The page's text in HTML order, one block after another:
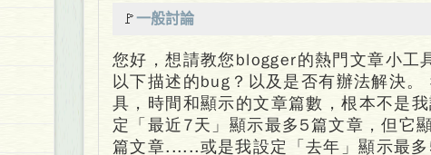
🚩一般討論
您好，想請教您blogger的熱門文章小
以下描述的bug？以及是否有辦法解決
具，時間和顯示的文章篇數，根本不是
定「最近7天」顯示最多5篇文章，但它
篇文章......或是我設定「去年」顯示最